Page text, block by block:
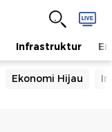
Infrastruktur
Ekonomi Hijau